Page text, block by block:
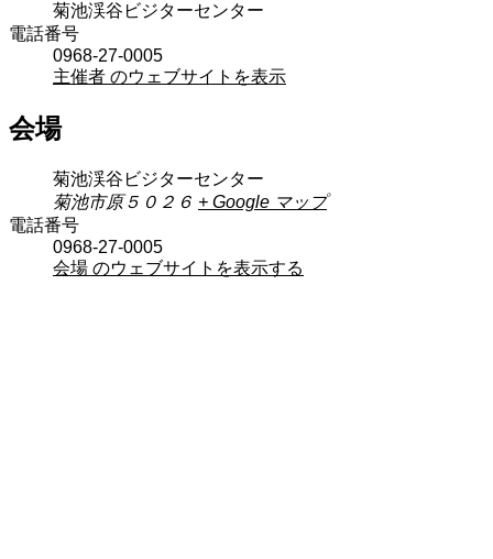
菊池渓谷ビジターセンター
電話番号
0968-27-0005
主催者 のウェブサイトを表示
会場
菊池渓谷ビジターセンター
菊池市原５０２６ + Google マップ
電話番号
0968-27-0005
会場 のウェブサイトを表示する